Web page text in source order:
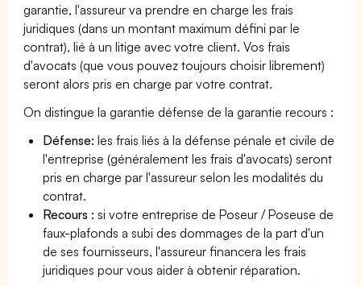
garantie, l'assureur va prendre en charge les frais
juridiques (dans un montant maximum défini par le
contrat), lié à un litige avec votre client. Vos frais
d'avocats (que vous pouvez toujours choisir librement)
seront alors pris en charge par votre contrat.
On distingue la garantie défense de la garantie recours :
Défense: les frais liés à la défense pénale et civile de
l'entreprise (généralement les frais d'avocats) seront
pris en charge par l'assureur selon les modalités du
contrat.
Recours : si votre entreprise de Poseur / Poseuse de
faux-plafonds a subi des dommages de la part d'un
de ses fournisseurs, l'assureur financera les frais
juridiques pour vous aider à obtenir réparation.